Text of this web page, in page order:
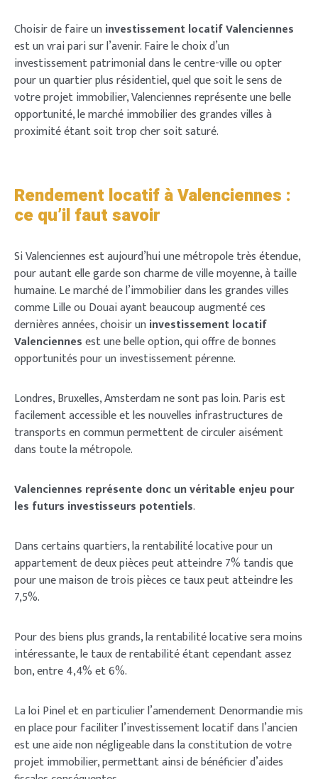
Choisir de faire uninvestissement locatif Valenciennes
est un vrai pari sur l’avenir. Faire le choix d’un
investissement patrimonial dans le centre-ville ou opter
pour un quartier plus résidentiel, quel que soit le sens de
votre projet immobilier, Valenciennes représente une belle
opportunité, le marché immobilier des grandes villes à
proximité étant soit trop cher soit saturé.
Rendement locatif à Valenciennes :
ce qu’il faut savoir
Si Valenciennes est aujourd’hui une métropole très étendue,
pour autant elle garde son charme de ville moyenne, à taille
humaine. Le marché de l’immobilier dans les grandes villes
comme Lille ou Douai ayant beaucoup augmenté ces
dernières années, choisir uninvestissement locatif
Valenciennesest une belle option, qui offre de bonnes
opportunités pour un investissement pérenne.
Londres, Bruxelles, Amsterdam ne sont pas loin. Paris est
facilement accessible et les nouvelles infrastructures de
transports en commun permettent de circuler aisément
dans toute la métropole.
Valenciennes représente donc un véritable enjeu pour
les futurs investisseurs potentiels.
Dans certains quartiers, la rentabilité locative pour un
appartement de deux pièces peut atteindre 7% tandis que
pour une maison de trois pièces ce taux peut atteindre les
7,5%.
Pour des biens plus grands, la rentabilité locative sera moins
intéressante, le taux de rentabilité étant cependant assez
bon, entre 4,4% et 6%.
La loi Pinel et en particulier l’amendement Denormandie mis
en place pour faciliter l’investissement locatif dans l’ancien
est une aide non négligeable dans la constitution de votre
projet immobilier, permettant ainsi de bénéficier d’aides